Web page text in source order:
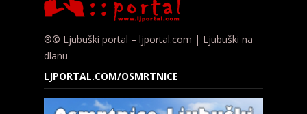
®© Ljubuški portal – ljportal.com | Ljubuški na
dlanu
LJPORTAL.COM/OSMRTNICE